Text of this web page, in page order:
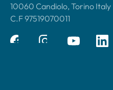
10060 Candiolo, Torino Italy
C.F 97519070011